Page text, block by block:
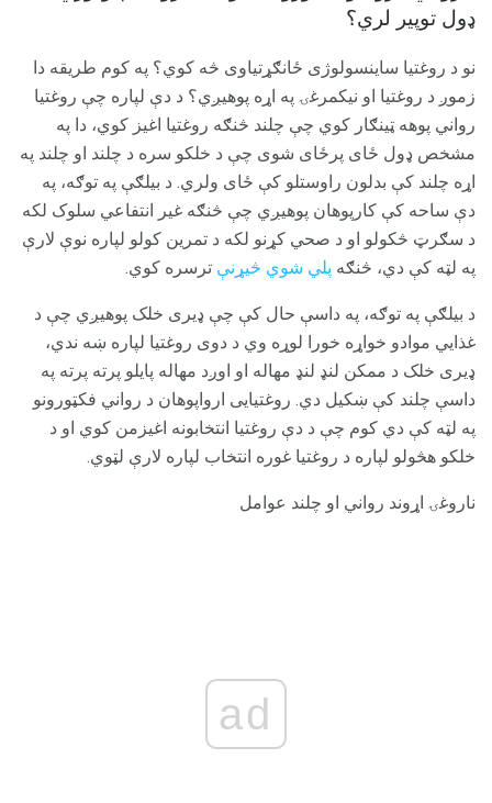
ډول توپیر لري؟
نو د روغتیا ساینسولوژی ځانګړتیاوی څه کوي؟ په کوم طریقه دا
زموږ د روغتیا او نیکمرغۍ په اړه پوهیږي؟ د دې لپاره چې روغتیا
رواني پوهه ټینګار کوي چې چلند څنګه روغتیا اغیز کوي، دا په
مشخص ډول ځای پرځای شوی چې د خلکو سره د چلند او چلند په
اړه چلند کې بدلون راوستلو کې ځای ولري. د بیلګې په توګه، په
دې ساحه کې کارپوهان پوهیږي چې څنګه غیر انتفاعي سلوک لکه
د سګرټ څکولو او د صحي کړنو لکه د تمرین کولو لپاره نوې لارې
په لټه کې دي، څنګه پلي شوي څیړنې ترسره کوي.
د بیلګې په توګه، په داسې حال کې چې ډیری خلک پوهیږي چې د
غذايي موادو خواړه خورا لوړه وي د دوی روغتیا لپاره ښه ندي،
ډیری خلک د ممکن لنډ لنډ مهاله او اوږد مهاله پایلو پرته پرته په
داسې چلند کې ښکیل دي. روغتیایی ارواپوهان د رواني فکټورونو
په لټه کې دي کوم چې د دې روغتیا انتخابونه اغیزمن کوي ​​او د
خلکو هڅولو لپاره د روغتیا غوره انتخاب لپاره لارې لټوي.
ناروغۍ اړوند رواني او چلند عوامل
ad